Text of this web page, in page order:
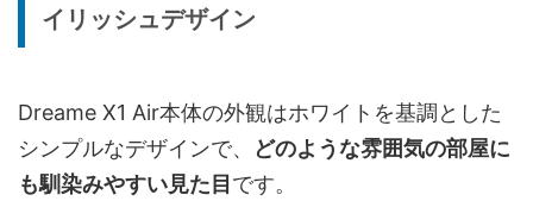
イリッシュデザイン
Dreame X1 Air本体の外観はホワイトを基調とした
シンプルなデザインで、
どのような雰囲気の部屋に
も馴染みやすい見た目です。